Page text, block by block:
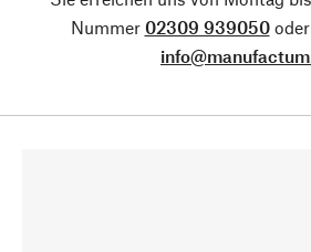
Nummer 02309 939050oder